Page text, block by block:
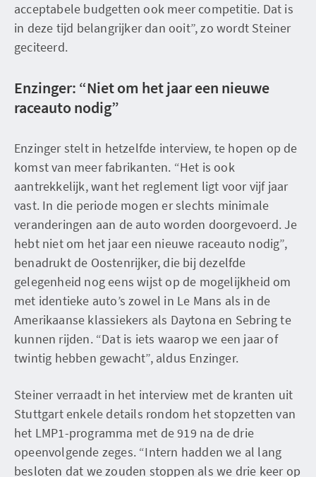
acceptabele budgetten ook meer competitie. Dat is
in deze tijd belangrijker dan ooit”, zo wordt Steiner
geciteerd.
Enzinger: “Niet om het jaar een nieuwe
raceauto nodig”
Enzinger stelt in hetzelfde interview, te hopen op de
komst van meer fabrikanten. “Het is ook
aantrekkelijk, want het reglement ligt voor vijf jaar
vast. In die periode mogen er slechts minimale
veranderingen aan de auto worden doorgevoerd. Je
hebt niet om het jaar een nieuwe raceauto nodig”,
benadrukt de Oostenrijker, die bij dezelfde
gelegenheid nog eens wijst op de mogelijkheid om
met identieke auto’s zowel in Le Mans als in de
Amerikaanse klassiekers als Daytona en Sebring te
kunnen rijden. “Dat is iets waarop we een jaar of
twintig hebben gewacht”, aldus Enzinger.
Steiner verraadt in het interview met de kranten uit
Stuttgart enkele details rondom het stopzetten van
het LMP1-programma met de 919 na de drie
opeenvolgende zeges. “Intern hadden we al lang
besloten dat we zouden stoppen als we drie keer op